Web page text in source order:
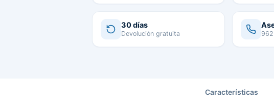
30 días
Devolución gratuita
Características